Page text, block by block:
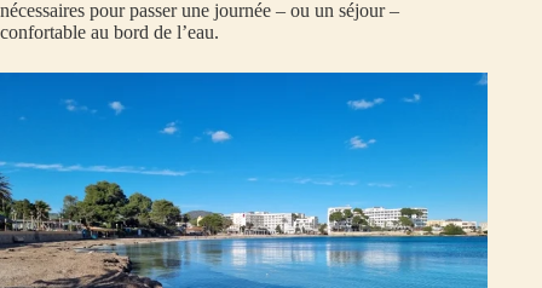
nécessaires pour passer une journée – ou un séjour –
confortable au bord de l’eau.